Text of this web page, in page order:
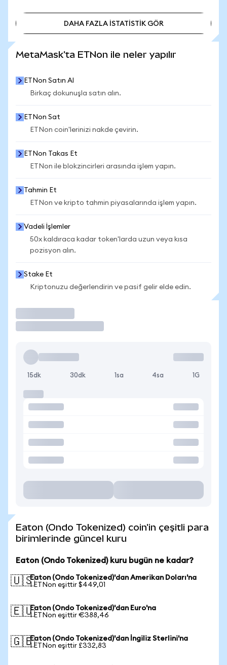
DAHA FAZLA İSTATİSTİK GÖR
MetaMask'ta ETNon ile neler yapılır
ETNon Satın Al
Birkaç dokunuşla satın alın.
ETNon Sat
ETNon coin'lerinizi nakde çevirin.
ETNon Takas Et
ETNon ile blokzincirleri arasında işlem yapın.
Tahmin Et
ETNon ve kripto tahmin piyasalarında işlem yapın.
Vadeli İşlemler
50x kaldıraca kadar token'larda uzun veya kısa
pozisyon alın.
Stake Et
Kriptonuzu değerlendirin ve pasif gelir elde edin.
15dk 30dk 1sa 4sa 1G
Eaton (Ondo Tokenized) coin'in çeşitli para
birimlerinde güncel kuru
Eaton (Ondo Tokenized) kuru bugün ne kadar?
🇺🇸Eaton (Ondo Tokenized)'dan Amerikan Doları'na
1 ETNon eşittir $449,01
🇪🇺Eaton (Ondo Tokenized)'dan Euro'na
1 ETNon eşittir €388,46
🇬🇧Eaton (Ondo Tokenized)'dan İngiliz Sterlini'na
1 ETNon eşittir £332,83